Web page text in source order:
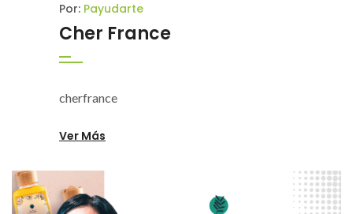
Por: Payudarte
Cher France
cherfrance
Ver Más